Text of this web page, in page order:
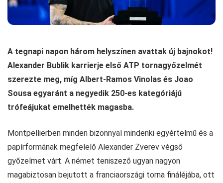
A tegnapi napon három helyszínen avattak új bajnokot!
Alexander Bublik karrierje első ATP tornagyőzelmét
szerezte meg, míg Albert-Ramos Vinolas és Joao
Sousa egyaránt a negyedik 250-es kategóriájú
trófeájukat emelhették magasba.
Montpellierben minden bizonnyal mindenki egyértelmű és a
papírformának megfelelő Alexander Zverev végső
győzelmet várt. A német teniszező ugyan nagyon
magabiztosan bejutott a franciaországi torna fináléjába, ott